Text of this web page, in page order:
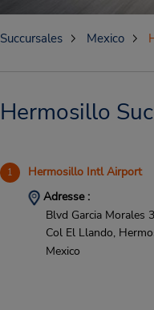
Succursales Mexico
Hermosillo
1 Hermosillo Intl Airport
Adresse :
Blvd Garcia Morales
Col El Llando,
Mexico